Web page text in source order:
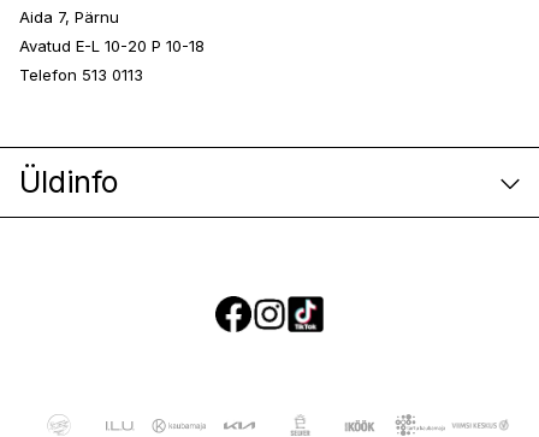
Aida 7, Pärnu
Avatud E-L 10-20 P 10-18
Telefon 513 0113
Üldinfo